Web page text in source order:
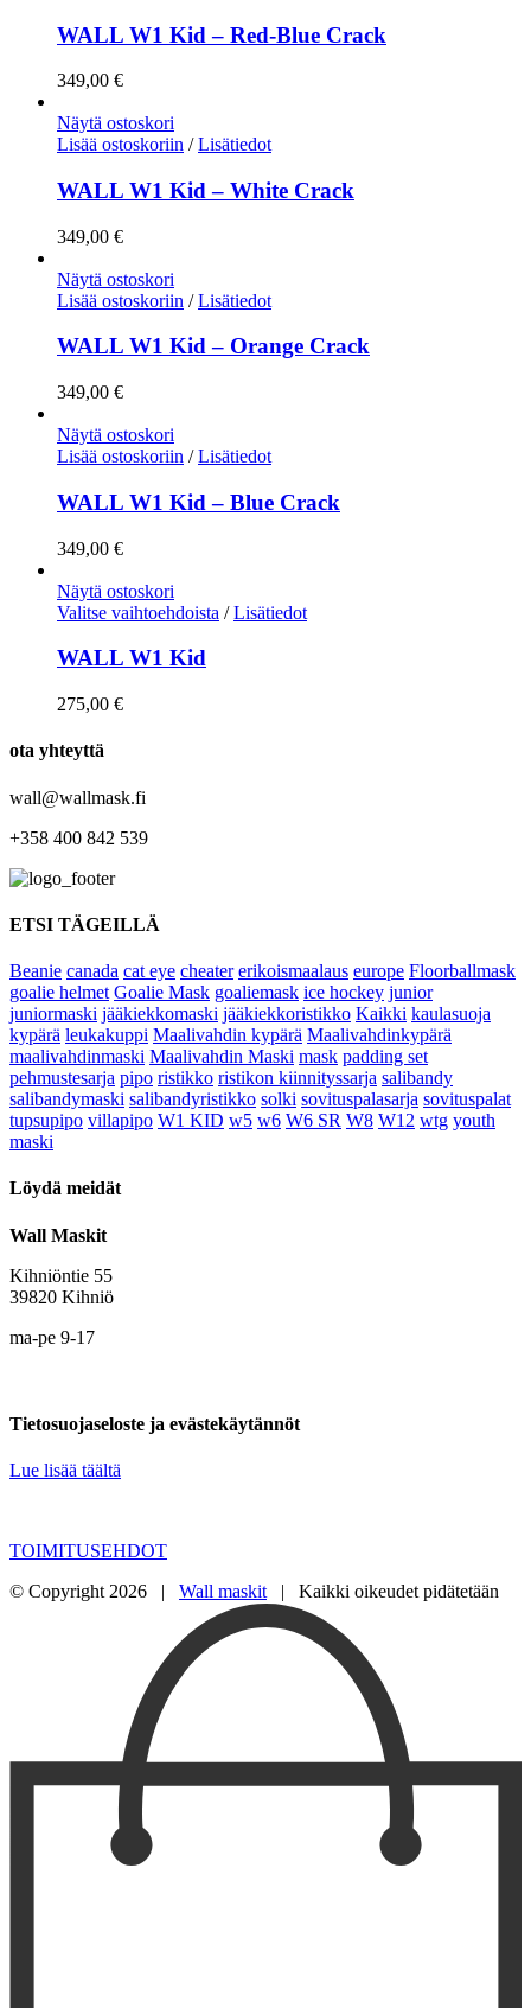
WALL W1 Kid – Red-Blue Crack
349,00 €
Näytä ostoskori
Lisää ostoskoriin / Lisätiedot
WALL W1 Kid – White Crack
349,00 €
Näytä ostoskori
Lisää ostoskoriin / Lisätiedot
WALL W1 Kid – Orange Crack
349,00 €
Näytä ostoskori
Lisää ostoskoriin / Lisätiedot
WALL W1 Kid – Blue Crack
349,00 €
Näytä ostoskori
Valitse vaihtoehdoista / Lisätiedot
WALL W1 Kid
275,00 €
ota yhteyttä
wall@wallmask.fi
+358 400 842 539
ETSI TÄGEILLÄ
Beanie canada cat eye cheater erikoismaalaus europe Floorballmask
goalie helmet Goalie Mask goaliemask ice hockey junior
juniormaski jääkiekkomaski jääkiekkoristikko Kaikki kaulasuoja
kypärä leukakuppi Maalivahdin kypärä Maalivahdinkypärä
maalivahdinmaski Maalivahdin Maski mask padding set
pehmustesarja pipo ristikko ristikon kiinnityssarja salibandy
salibandymaski salibandyristikko solki sovituspalasarja sovituspalat
tupsupipo villapipo W1 KID w5 w6 W6 SR W8 W12 wtg youth
maski
Löydä meidät
Wall Maskit
Kihniöntie 55
39820 Kihniö
ma-pe 9-17
Tietosuojaseloste ja evästekäytännöt
Lue lisää täältä
TOIMITUSEHDOT
© Copyright 2026 | Wall maskit | Kaikki oikeudet pidätetään